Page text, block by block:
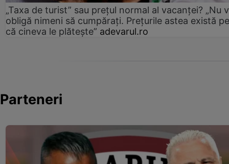
„Taxa de turist” sau prețul normal al vacanței? „Nu
obligă nimeni să cumpărați. Prețurile astea există
că cineva le plătește” adevarul.ro
Parteneri